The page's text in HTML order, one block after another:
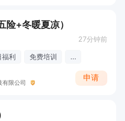
险+冬暖夏凉）
27分钟前
福利 免费培训 ...
有限公司
申请